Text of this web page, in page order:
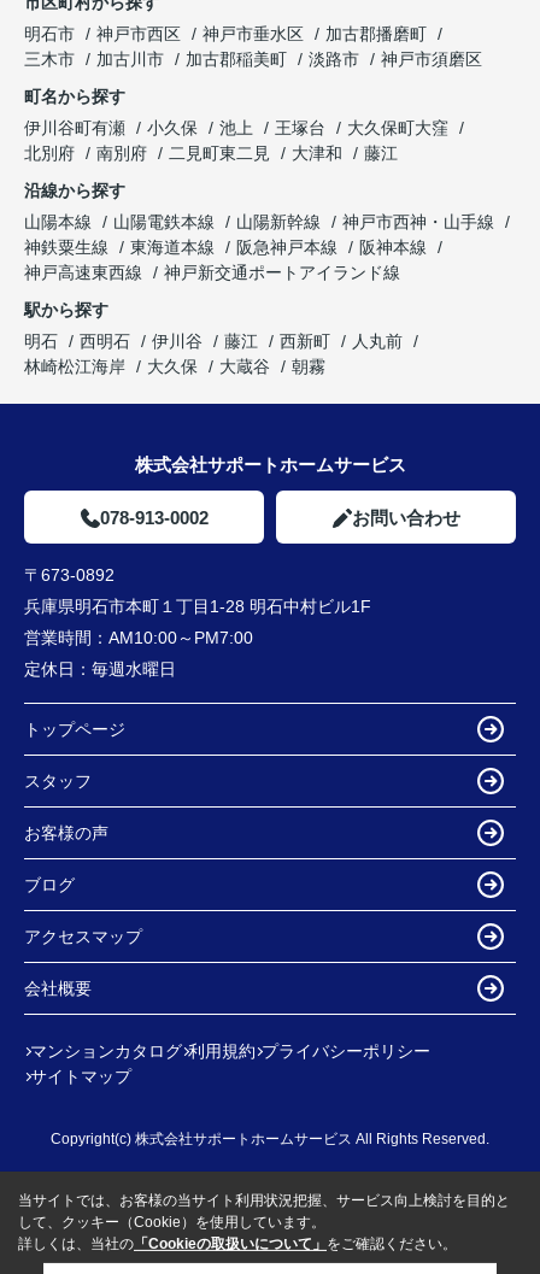
明石市
神戸市西区 神戸市垂水区
加古郡播磨町
三木市
加古川市 加古郡稲美町 淡路市
神戸市須磨区
町名から探す
伊川谷町有瀬
小久保 池上 王塚台
大久保町大窪
北別府
南別府 二見町東二見 大津和
藤江
沿線から探す
山陽本線
山陽電鉄本線 山陽新幹線
神戸市西神・山手線
神鉄粟生線
東海道本線 阪急神戸本線
阪神本線
神戸高速東西線
神戸新交通ポートアイランド線
駅から探す
明石
西明石 伊川谷 藤江 西新町
人丸前
林崎松江海岸
大久保 大蔵谷 朝霧
株式会社サポートホームサービス
078-913-0002 お問い合わせ
〒673-0892
兵庫県明石市本町１丁目1-28 明石中村ビル1F
営業時間： AM10:00～PM7:00
定休日： 毎週水曜日
トップページ
スタッフ
お客様の声
ブログ
アクセスマップ
会社概要
マンションカタログ 利用規約 プライバシーポリシー
サイトマップ
Copyright(c) 株式会社サポートホームサービス All Rights Reserved.
当サイトでは、お客様の当サイト利用状況把握、サービス向上検討を目的と
して、クッキー（Cookie）を使用しています。
詳しくは、当社の 「Cookieの取扱いについて」 をご確認ください。